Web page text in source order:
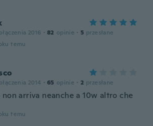
2016 · 82 opinie · 5 przesłane
temu
2014 · 65 opinie · 2 przesłane
non arriva neanche a 10w altro che
temu